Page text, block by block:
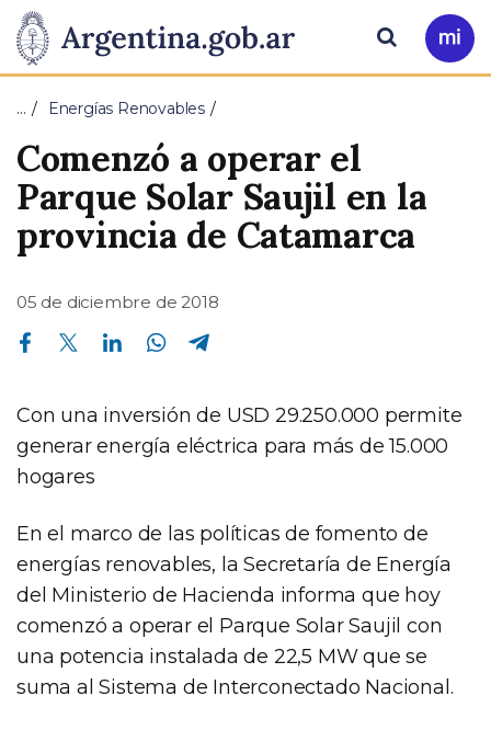
Presidencia
de
la
Nación
Pasar al contenido principal
Ir
a
Buscar
… Energías Renovables
Comenzó a operar el
Parque Solar Saujil en la
provincia de Catamarca
05 de diciembre de 2018
Compartir en Facebook Compartir en Twitter Compartir en Linkedin Compartir en Whatsapp
Con una inversión de USD 29.250.000 permite
generar energía eléctrica para más de 15.000
hogares
En el marco de las políticas de fomento de
energías renovables, la Secretaría de Energía
del Ministerio de Hacienda informa que hoy
comenzó a operar el Parque Solar Saujil con
una potencia instalada de 22,5 MW que se
suma al Sistema de Interconectado Nacional.